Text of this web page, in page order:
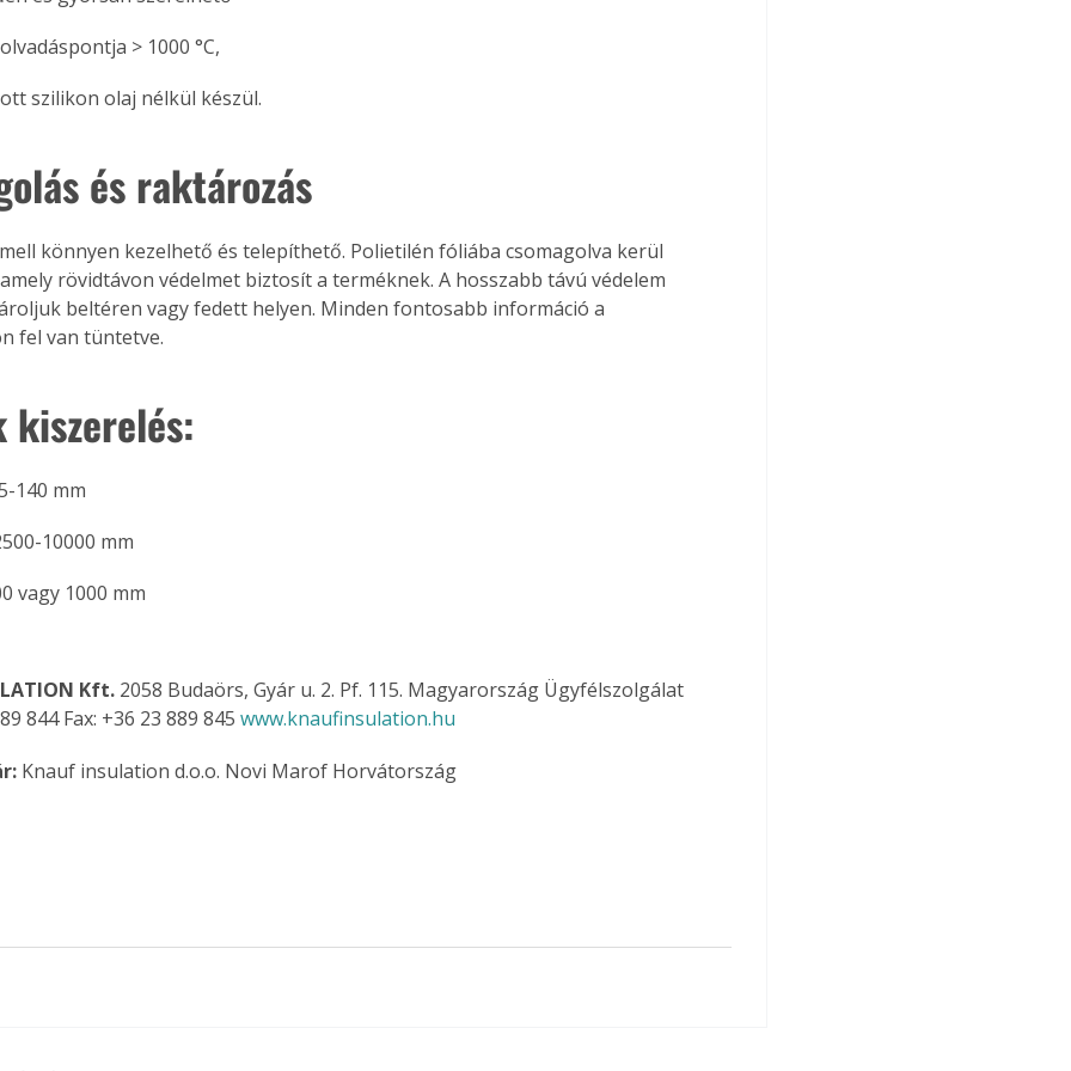
az
Old
új,
vagy
Bárhol,
élve
az
A
Együtt jobban megéri!
Bővebb információ itt!
Együtt jobban megéri! A
könyvek tetszőleges
áron, 0 Ft postaköltséggel
megrendelhetők!
> 1000 °C,
szilikon olaj nélkül készül.
és raktározás
könnyen kezelhető és telepíthető. Polietilén fóliába csomagolva kerül
rövidtávon védelmet biztosít a terméknek. A hosszabb távú védelem
beltéren vagy fedett helyen. Minden fontosabb információ a
fel van tüntetve.
kiszerelés:
140 mm
10000 mm
vagy 1000 mm
Kft. 2058 Budaörs, Gyár u. 2. Pf. 115. Magyarország Ügyfélszolgálat
844 Fax: +36 23 889 845 www.knaufinsulation.hu
Knauf insulation d.o.o. Novi Marof Horvátország